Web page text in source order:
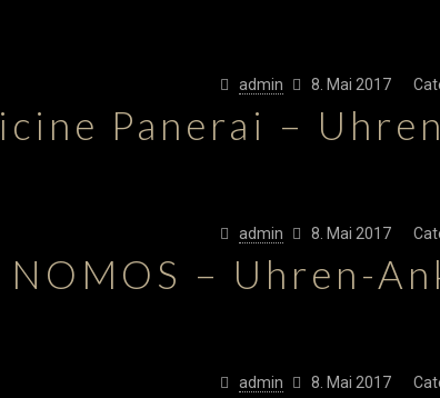
admin 8. Mai 2017
Panerai –
admin 8. Mai 2017
NOMOS – Uhren-
admin 8. Mai 2017